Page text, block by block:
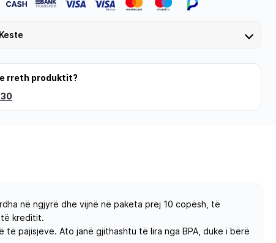
rreth produktit?
në ngjyrë dhe vijnë në paketa prej 10 copësh, të
të kreditit.
pajisjeve. Ato janë gjithashtu të lira nga BPA, duke i bërë